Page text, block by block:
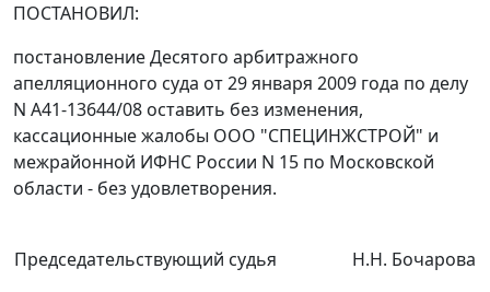
ПОСТАНОВИЛ:
постановлениеДесятого арбитражного
апелляционного суда от 29 января 2009 года по делу
N А41-13644/08 оставить без изменения,
кассационные жалобы ООО "СПЕЦИНЖСТРОЙ" и
межрайонной ИФНС России N 15 по Московской
области - без удовлетворения.
Председательствующий судья Н.Н. Бочарова